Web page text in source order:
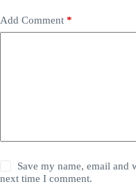
Add Comment *
Save my name, email and
next time I comment.